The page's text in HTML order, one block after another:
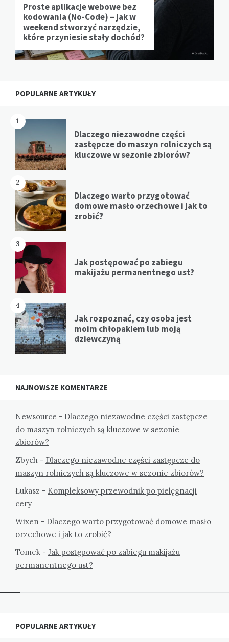
Proste aplikacje webowe bez
kodowania (No-Code) – jak w
weekend stworzyć narzędzie,
które przyniesie stały dochód?
POPULARNE ARTYKUŁY
1
Dlaczego niezawodne części
zastępcze do maszyn rolniczych są
kluczowe w sezonie zbiorów?
2
Dlaczego warto przygotować
domowe masło orzechowe i jak to
zrobić?
3
Jak postępować po zabiegu
makijażu permanentnego ust?
4
Jak rozpoznać, czy osoba jest
moim chłopakiem lub moją
dziewczyną
NAJNOWSZE KOMENTARZE
Newsource - Dlaczego niezawodne części zastępcze
do maszyn rolniczych są kluczowe w sezonie
zbiorów?
Zbych - Dlaczego niezawodne części zastępcze do
maszyn rolniczych są kluczowe w sezonie zbiorów?
Łukasz - Kompleksowy przewodnik po pielęgnacji
cery
Wixen - Dlaczego warto przygotować domowe masło
orzechowe i jak to zrobić?
Tomek - Jak postępować po zabiegu makijażu
permanentnego ust?
Widgets
POPULARNE ARTYKUŁY